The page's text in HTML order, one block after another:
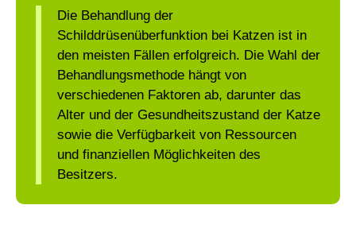
Die Behandlung der
Schilddrüsenüberfunktion bei Katzen ist in
den meisten Fällen erfolgreich. Die Wahl der
Behandlungsmethode hängt von
verschiedenen Faktoren ab, darunter das
Alter und der Gesundheitszustand der Katze
sowie die Verfügbarkeit von Ressourcen
und finanziellen Möglichkeiten des
Besitzers.